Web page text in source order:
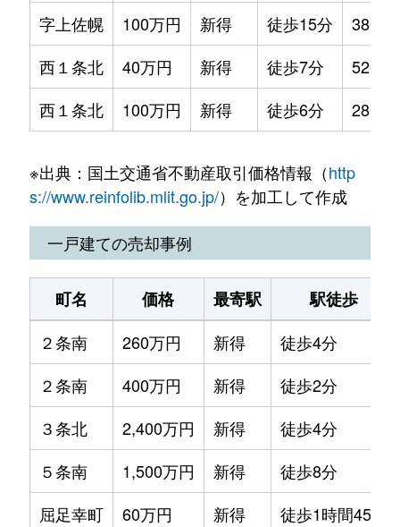
字上佐幌
100万円 新得 徒歩15分
380m²
西１条北
40万円 新得 徒歩7分
520m²
西１条北
100万円 新得 徒歩6分 280m²
※出典：国土交通省不動産取引価格情報（http
s://www.reinfolib.mlit.go.jp/）を加工して作成
一戸建ての売却事例
町名 価格 最寄駅
駅徒歩
２条南
260万円 新得
徒歩4分
２条南
400万円 新得
徒歩2分
３条北
2,400万円 新得
徒歩4分
５条南
1,500万円 新得
徒歩8分
屈足幸町
60万円 新得
徒歩1時間45分